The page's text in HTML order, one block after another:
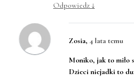
Odpowiedz ↓
Zosia, 4 lata temu
Moniko, jak to miło
Dzieci niejadki to